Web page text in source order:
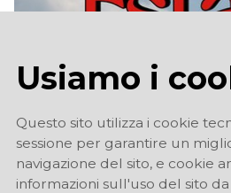
fino al 4
Carpi
Usiamo i
Questo sito utilizza i cookie
sessione per garantire un
navigazione del sito, e cookie
informazioni sull'uso del sito